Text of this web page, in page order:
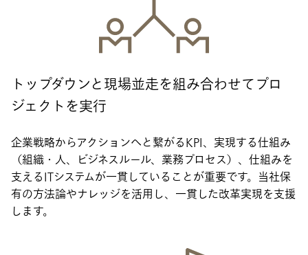
トップダウンと現場並走を組み合わせてプロ
ジェクトを実行
企業戦略からアクションへと繋がるKPI、実現する仕組み
（組織・人、ビジネスルール、業務プロセス）、仕組みを
支えるITシステムが一貫していることが重要です。当社保
有の方法論やナレッジを活用し、一貫した改革実現を支援
します。